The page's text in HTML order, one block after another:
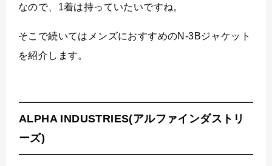
なので、1着は持っていたいですね。
そこで続いてはメンズにおすすめのN-3Bジャケット
を紹介します。
ALPHA INDUSTRIES(アルファインダストリ
ーズ)